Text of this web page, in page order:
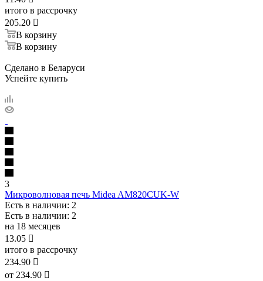
итого в рассрочку
205.20 
В корзину
В корзину
Сделано в Беларуси
Успейте купить
3
Микроволновая печь Midea AM820CUK-W
Есть в наличии: 2
Есть в наличии: 2
на 18 месяцев
13.05 
итого в рассрочку
234.90 
от 234.90 